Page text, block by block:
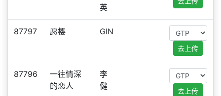
英
87797 愿樱 GIN
去上传
87796
一往情深
的恋人
李
健
去上传